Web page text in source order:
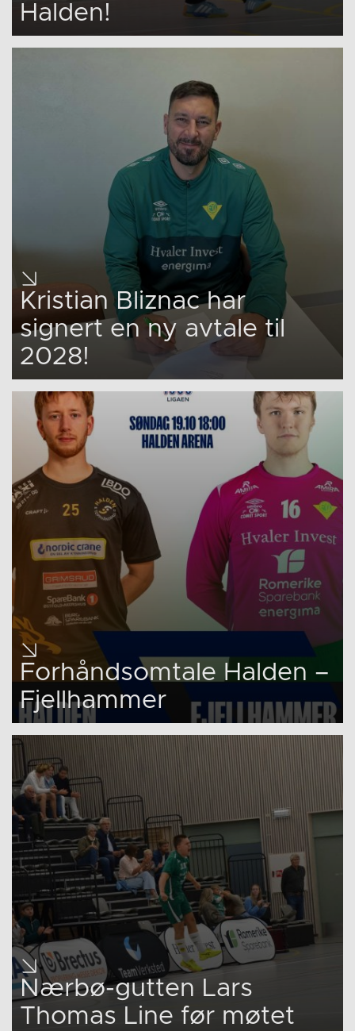
Halden!
Kristian Bliznac har
signert en ny avtale til
2028!
Forhåndsomtale Halden –
Fjellhammer
Nærbø-gutten Lars
Thomas Line før møtet